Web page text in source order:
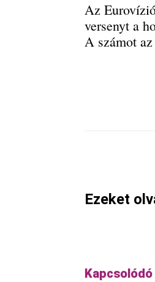
Az
versenyt a
A számot
Ezeket